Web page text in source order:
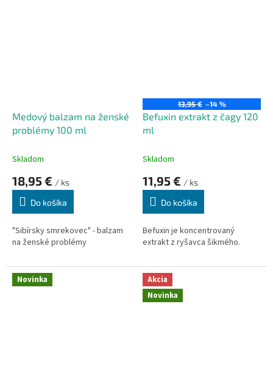
Medový balzam na ženské
problémy 100 ml
Skladom
18,95 € / ks
Do košíka
"Sibírsky smrekovec" - balzam
na ženské problémy
13,95 € –14 %
Befuxin extrakt z čagy 120
ml
Skladom
11,95 € / ks
Do košíka
Befuxin je koncentrovaný
extrakt z ryšavca šikmého.
Novinka
Akcia
Novinka